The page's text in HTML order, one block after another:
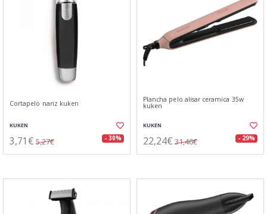
Cortapelo nariz kuken
KUKEN
3,71€ 5,27€ - 30%
Plancha pelo alisar ceramica 35w
kuken
KUKEN
22,24€ 31,46€ - 29%